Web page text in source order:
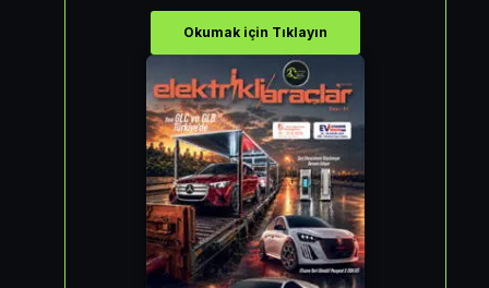
Okumak için Tıklayın